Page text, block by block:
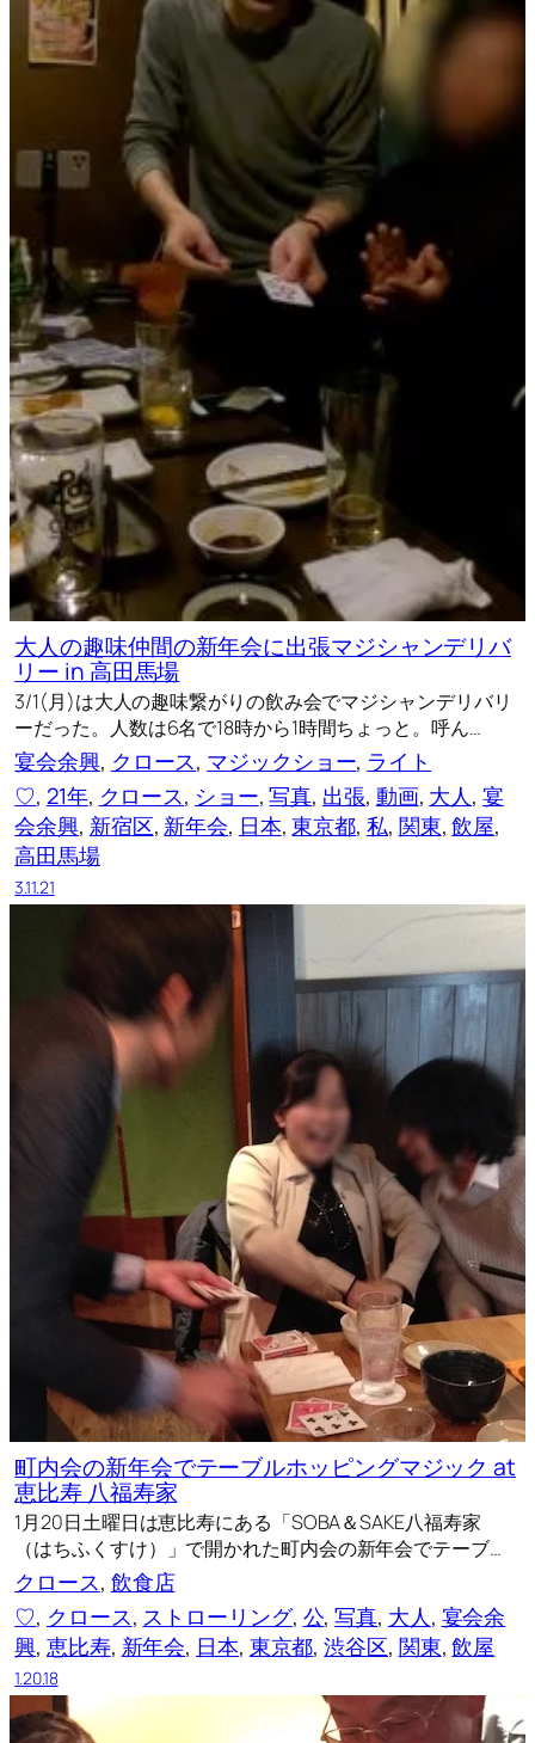
大人の趣味仲間の新年会に出張マジシャンデリバ
リー in 高田馬場
3/1(月)は大人の趣味繋がりの飲み会でマジシャンデリバリ
ーだった。人数は6名で18時から1時間ちょっと。呼ん…
宴会余興, クロース, マジックショー, ライト
♡, 21年, クロース, ショー, 写真, 出張, 動画, 大人, 宴
会余興, 新宿区, 新年会, 日本, 東京都, 私, 関東, 飲屋
高田馬場
3.11.21
町内会の新年会でテーブルホッピングマジック at
恵比寿 八福寿家
1月20日土曜日は恵比寿にある「SOBA＆SAKE八福寿家
（はちふくすけ）」で開かれた町内会の新年会でテーブ…
クロース, 飲食店
♡, クロース, ストローリング, 公, 写真, 大人, 宴会余
興, 恵比寿, 新年会, 日本, 東京都, 渋谷区, 関東, 飲屋
1.20.18